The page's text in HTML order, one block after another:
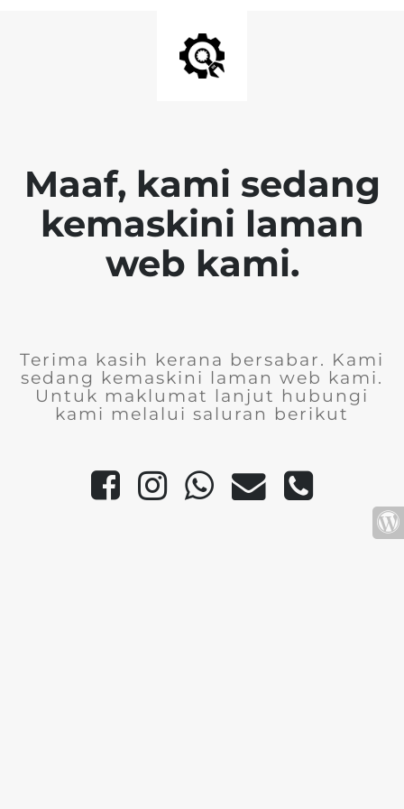
Maaf, kami sedang
kemaskini laman
web kami.
Terima kasih kerana bersabar. Kami
sedang kemaskini laman web kami.
Untuk maklumat lanjut hubungi
kami melalui saluran berikut